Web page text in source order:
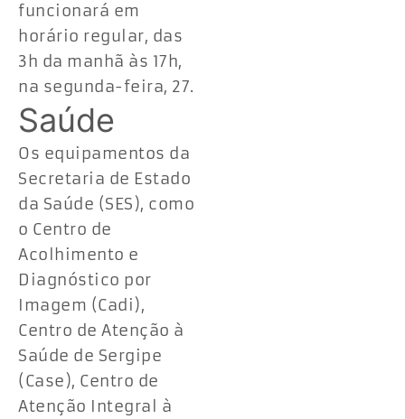
funcionará em
horário regular, das
3h da manhã às 17h,
na segunda-feira, 27.
Saúde
Os equipamentos da
Secretaria de Estado
da Saúde (SES), como
o Centro de
Acolhimento e
Diagnóstico por
Imagem (Cadi),
Centro de Atenção à
Saúde de Sergipe
(Case), Centro de
Atenção Integral à